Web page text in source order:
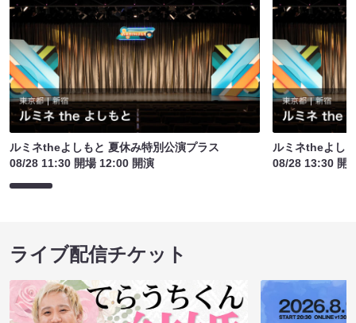
ルミネtheよしもと 夏休み特別公演プラス
08/28 11:30 開場 12:00 開演
ルミネtheよし
08/28 13:30 開
ライブ配信チケット